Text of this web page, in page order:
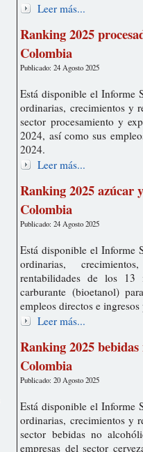
Leer más...
Ranking 2025
Colombia
Publicado: 24 Agosto 2025
Está disponible el Informe
ordinarias, crecimientos y
sector procesamiento y
2024, así como sus
2024.
Leer más...
Ranking 2025 azúcar
Colombia
Publicado: 24 Agosto 2025
Está disponible el Informe
ordinarias,
rentabilidades de los
carburante (bioetanol)
empleos directos e
Leer más...
Ranking 2025
Colombia
Publicado: 20 Agosto 2025
Está disponible el Informe
ordinarias, crecimientos y
sector bebidas no
empresas del sector